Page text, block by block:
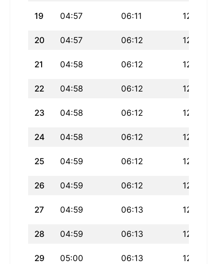
19 04:57 06:11 12:29
20 04:57 06:12 12:29
21 04:58 06:12 12:29
22 04:58 06:12 12:29
23 04:58 06:12 12:28
24 04:58 06:12 12:28
25 04:59 06:12 12:28
26 04:59 06:12 12:28
27 04:59 06:13 12:27
28 04:59 06:13 12:27
29 05:00 06:13 12:27